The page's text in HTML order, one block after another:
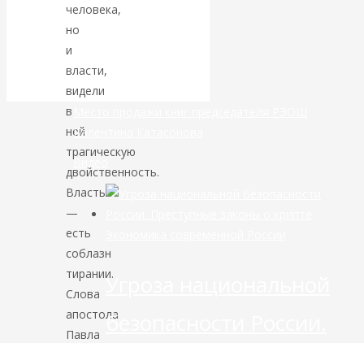
сфере России
уже начался
человека,
но
и
власти,
видели
в
ней
трагическую
двойственность.
Власть
—
есть
соблазн
тирании.
Слова
апостола
Павла
Валентина Катасонова
Видео
Угроза национальной
безопасности России.